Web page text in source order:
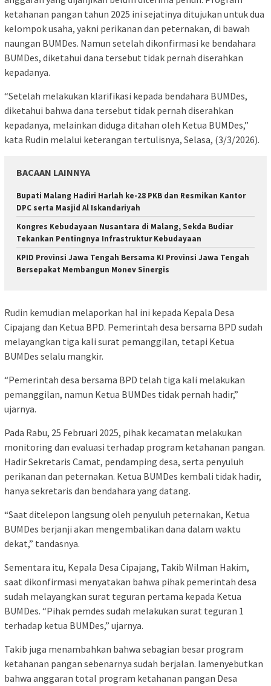
ketahanan pangan tahun 2025 ini sejatinya ditujukan untuk dua
kelompok usaha, yakni perikanan dan peternakan, di bawah
naungan BUMDes. Namun setelah dikonfirmasi ke bendahara
BUMDes, diketahui dana tersebut tidak pernah diserahkan
kepadanya.
“Setelah melakukan klarifikasi kepada bendahara BUMDes,
diketahui bahwa dana tersebut tidak pernah diserahkan
kepadanya, melainkan diduga ditahan oleh Ketua BUMDes,”
kata Rudin melalui keterangan tertulisnya, Selasa, (3/3/2026).
BACAAN LAINNYA
Bupati Malang Hadiri Harlah ke-28 PKB dan Resmikan Kantor
DPC serta Masjid Al Iskandariyah
Kongres Kebudayaan Nusantara di Malang, Sekda Budiar
Tekankan Pentingnya Infrastruktur Kebudayaan
KPID Provinsi Jawa Tengah Bersama KI Provinsi Jawa Tengah
Bersepakat Membangun Monev Sinergis
Rudin kemudian melaporkan hal ini kepada Kepala Desa
Cipajang dan Ketua BPD. Pemerintah desa bersama BPD sudah
melayangkan tiga kali surat pemanggilan, tetapi Ketua
BUMDes selalu mangkir.
“Pemerintah desa bersama BPD telah tiga kali melakukan
pemanggilan, namun Ketua BUMDes tidak pernah hadir,”
ujarnya.
Pada Rabu, 25 Februari 2025, pihak kecamatan melakukan
monitoring dan evaluasi terhadap program ketahanan pangan.
Hadir Sekretaris Camat, pendamping desa, serta penyuluh
perikanan dan peternakan. Ketua BUMDes kembali tidak hadir,
hanya sekretaris dan bendahara yang datang.
“Saat ditelepon langsung oleh penyuluh peternakan, Ketua
BUMDes berjanji akan mengembalikan dana dalam waktu
dekat,” tandasnya.
Sementara itu, Kepala Desa Cipajang, Takib Wilman Hakim,
saat dikonfirmasi menyatakan bahwa pihak pemerintah desa
sudah melayangkan surat teguran pertama kepada Ketua
BUMDes. “Pihak pemdes sudah melakukan surat teguran 1
terhadap ketua BUMDes,” ujarnya.
Takib juga menambahkan bahwa sebagian besar program
ketahanan pangan sebenarnya sudah berjalan. Iamenyebutkan
bahwa anggaran total program ketahanan pangan Desa